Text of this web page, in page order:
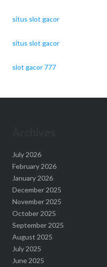
situs slot gacor
situs slot gacor
slot gacor 777
July 2026
February 2026
January 2026
December 2025
November 2025
October 2025
September 2025
August 2025
July 2025
June 2025